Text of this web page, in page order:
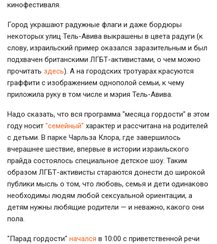
кинофестиваля.
Город украшают радужные флаги и даже бордюры
некоторых улиц Тель-Авива выкрашены в цвета радуги (к
слову, израильский пример оказался заразительным и был
подхвачен британскими ЛГБТ-активистами, о чем можно
прочитать здесь). А на городских тротуарах красуются
граффити с изображением однополой семьи, к чему
приложила руку в том числе и мэрия Тель-Авива.
Надо сказать, что вся программа "месяца гордости" в этом
году носит "семейный" характер и рассчитана на родителей
с детьми. В парке Чарльза Клора, где завершилось
вчерашнее шествие, впервые в истории израильского
прайда состоялось специальное детское шоу. Таким
образом ЛГБТ-активисты стараются донести до широкой
публики мысль о том, что любовь, семья и дети одинаково
необходимы людям любой сексуальной ориентации, а
детям нужны любящие родители — и неважно, какого они
пола.
"Парад гордости" начался в 10:00 с приветственной речи